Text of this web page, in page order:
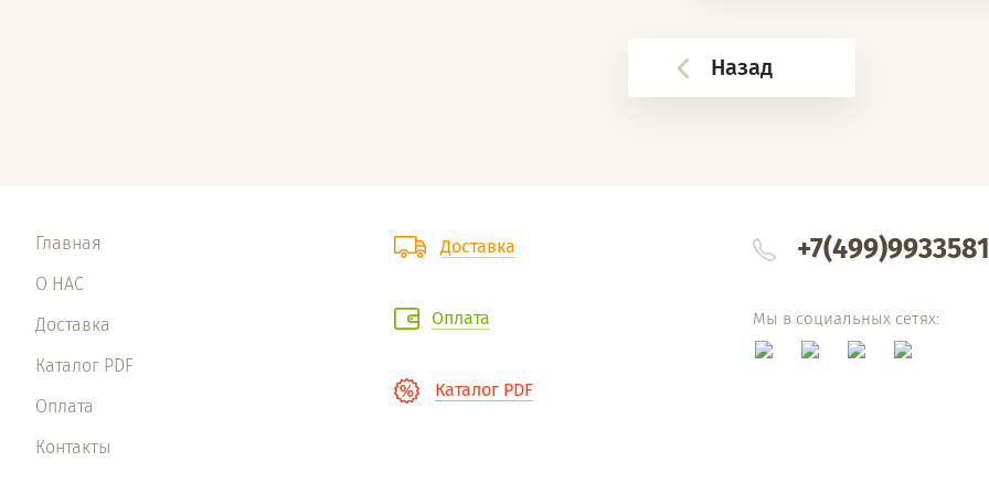
Назад
Главная
О НАС
Доставка
Каталог PDF
Оплата
Контакты
Доставка
Оплата
Каталог PDF
+7(499)9933581
Мы в социальных сетях: